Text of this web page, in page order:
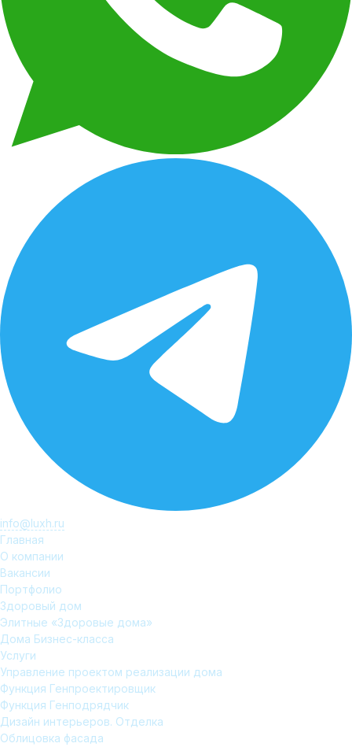
info@luxh.ru
Главная
О компании
Вакансии
Портфолио
Здоровый дом
Элитные «Здоровые дома»
Дома Бизнес-класса
Услуги
Управление проектом реализации дома
Функция Генпроектировщик
Функция Генподрядчик
Дизайн интерьеров. Отделка
Облицовка фасада